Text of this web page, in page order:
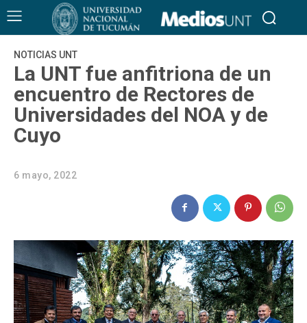
NOTICIAS UNT
La UNT fue anfitriona de un
encuentro de Rectores de
Universidades del NOA y de
Cuyo
6 mayo, 2022